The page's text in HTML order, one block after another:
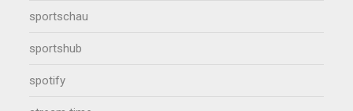
sportschau
sportshub
spotify